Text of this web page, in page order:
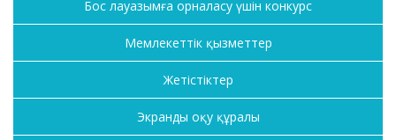
Бос лауазымға орналасу үшін конкурс
Мемлекеттік қызметтер
Жетістіктер
Экранды оқу құралы